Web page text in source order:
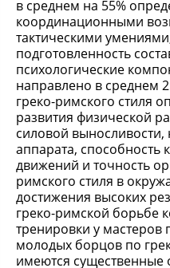
в среднем на 55%
координационными
тактическими
подготовленность
психологические
направлено в среднем
греко-римского стиля
развития физической
силовой
аппарата, способность
движений и точность
римского стиля в
достижения высоких
греко-римской борьбе
тренировки у мастеров
молодых борцов по
имеются существенные